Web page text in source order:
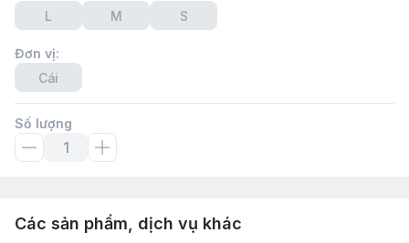
L
M S
Đơn vị:
Cái
Số lượng
Các sản phẩm, dịch vụ khác